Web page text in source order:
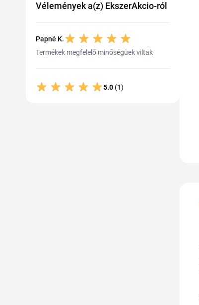
Vélemények a(z) EkszerAkcio-ról
Papné K.
Termékek megfelelő minőségüek viltak
5.0 (1)